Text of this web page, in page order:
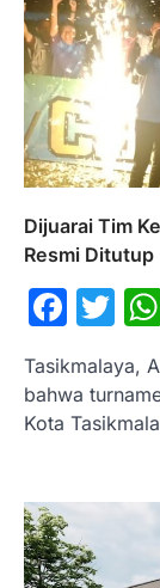
Dijuarai Tim
Resmi Ditutup
Tasikmalaya,
bahwa
Kota